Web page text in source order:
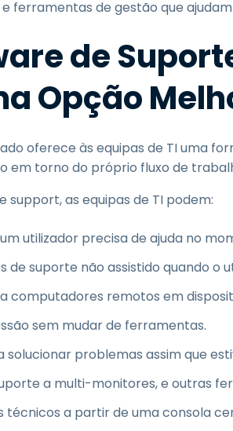
e ferramentas de gestão que
de
Opção
oferece às equipas de TI uma
em torno do próprio fluxo de
as equipas de TI podem:
utilizador precisa de ajuda no
de suporte não assistido quando o
computadores remotos em
sem mudar de ferramentas.
solucionar problemas assim que
a multi-monitores, e outras
técnicos a partir de uma consola